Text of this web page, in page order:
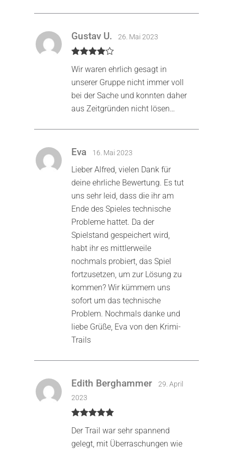
mit 4von
5
Gustav U. 26. Mai 2023
Wir waren ehrlich gesagt in
unserer Gruppe nicht immer voll
bei der Sache und konnten daher
aus Zeitgründen nicht lösen…
Eva 16. Mai 2023
Lieber Alfred, vielen Dank für
deine ehrliche Bewertung. Es tut
uns sehr leid, dass die ihr am
Ende des Spieles technische
Probleme hattet. Da der
Spielstand gespeichert wird,
habt ihr es mittlerweile
nochmals probiert, das Spiel
fortzusetzen, um zur Lösung zu
kommen? Wir kümmern uns
sofort um das technische
Problem. Nochmals danke und
liebe Grüße, Eva von den Krimi-
Trails
5von 5
Edith Berghammer
29. April
2023
Der Trail war sehr spannend
gelegt, mit Überraschungen wie